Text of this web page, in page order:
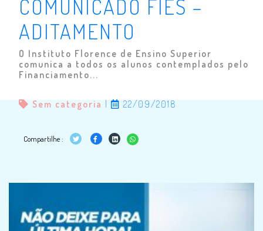
COMUNICADO FIES –
ADITAMENTO
O Instituto Florence de Ensino Superior
comunica a todos os alunos contemplados pelo
Financiamento...
Sem categoria 22/09/2018
Compartilhe :